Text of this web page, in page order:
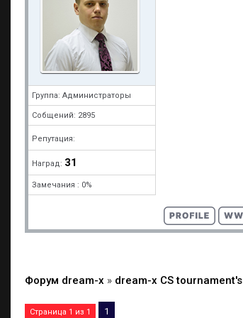
Группа: Администраторы
Собщений: 2895
Репутация:
Наград: 31
Замечания : 0%
Форум dream-x » dream-x CS tournament's
Страница 1 из 1 1